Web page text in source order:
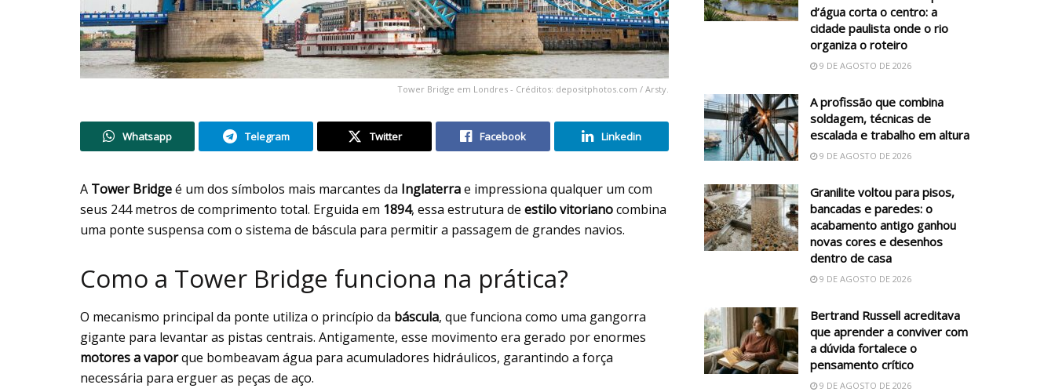
Tower Bridge em Londres - Créditos: depositphotos.com / Arsty.
Whatsapp Telegram Twitter Facebook Linkedin
A Tower Bridgeé um dos símbolos mais marcantes da Inglaterrae impressiona qualquer um com
seus 244 metros de comprimento total. Erguida em 1894, essa estrutura de estilo vitorianocombina
uma ponte suspensa com o sistema de báscula para permitir a passagem de grandes navios.
Como a Tower Bridge funciona na prática?
O mecanismo principal da ponte utiliza o princípio da báscula, que funciona como uma gangorra
gigante para levantar as pistas centrais. Antigamente, esse movimento era gerado por enormes
motores a vaporque bombeavam água para acumuladores hidráulicos, garantindo a força
necessária para erguer as peças de aço.
d’água corta o centro: a
cidade paulista onde o rio
organiza o roteiro
9 DE AGOSTO DE 2026
A profissão que combina
soldagem, técnicas de
escalada e trabalho em altura
9 DE AGOSTO DE 2026
Granilite voltou para pisos,
bancadas e paredes: o
acabamento antigo ganhou
novas cores e desenhos
dentro de casa
9 DE AGOSTO DE 2026
Bertrand Russell acreditava
que aprender a conviver com
a dúvida fortalece o
pensamento crítico
9 DE AGOSTO DE 2026